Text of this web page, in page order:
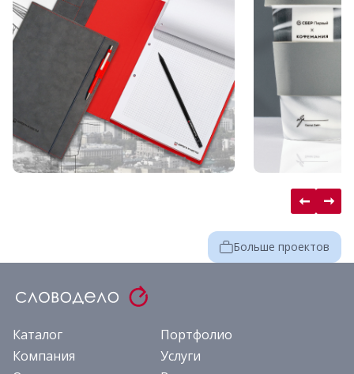
Больше проектов
Каталог
Портфолио
Компания
Услуги